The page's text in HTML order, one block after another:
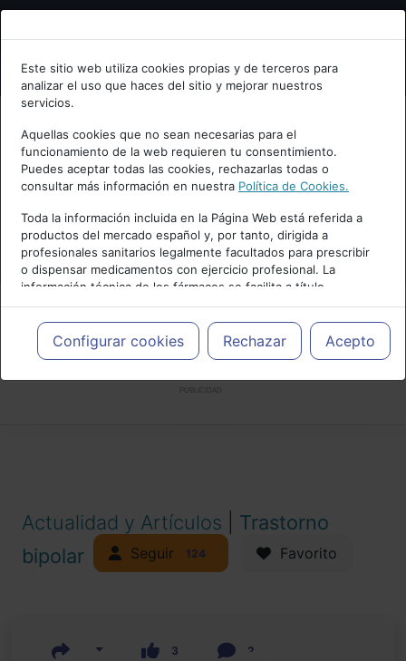
Bienvenid@ a psiquiatria.com
Escribe tu Email
Accede o regístrate con tu email.
Cancelar
Este sitio web utiliza cookies propias y de terceros para
analizar el uso que haces del sitio y mejorar nuestros
servicios.
Aquellas cookies que no sean necesarias para el
funcionamiento de la web requieren tu consentimiento.
Puedes aceptar todas las cookies, rechazarlas todas o
consultar más información en nuestra Política de Cookies.
Toda la información incluida en la Página Web está referida a
productos del mercado español y, por tanto, dirigida a
profesionales sanitarios legalmente facultados para prescribir
o dispensar medicamentos con ejercicio profesional. La
información técnica de los fármacos se facilita a título
meramente informativo, siendo responsabilidad de los
profesionales facultados prescribir medicamentos y decidir, en
cada caso concreto, el tratamiento más adecuado a las
necesidades del paciente.
Configurar cookies Rechazar Acepto
Actualidad y Artículos
Trastorno
bipolar
Seguir 124 Favorito
3 2